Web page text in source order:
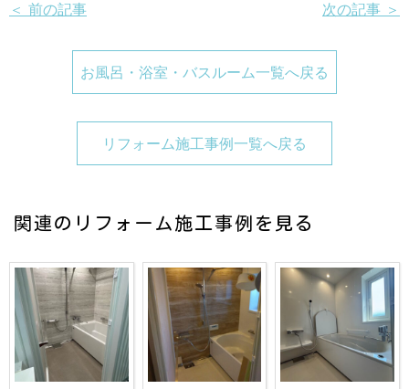
＜ 前の記事 次の記事 ＞
お風呂・浴室・バスルーム一覧へ戻る
リフォーム施工事例一覧へ戻る
関連のリフォーム施工事例を見る